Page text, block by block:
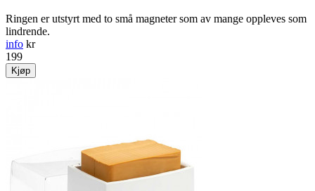
Ringen er utstyrt med to små magneter som av mange oppleves som
lindrende.
info kr
199
Kjøp